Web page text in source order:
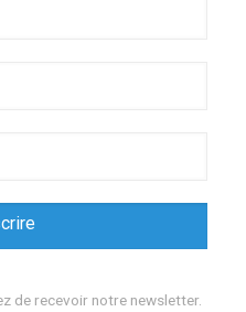
de recevoir notre newsletter.